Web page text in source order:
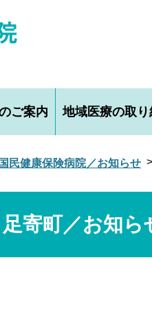
ご案内 地域医療の取り
民健康保険病院／お知らせ
足寄町／お知ら